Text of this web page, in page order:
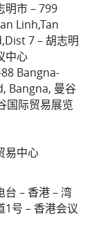
明市 – 799
Linh,Tan
7 – 胡志明
中心
Bangna-
Bangna, 曼谷
国际贸易展览
易中心
台 – 香港 – 湾
1号 – 香港会议